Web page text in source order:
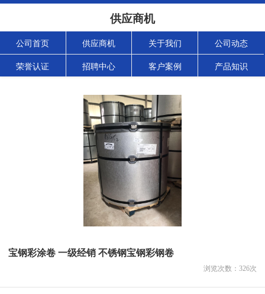
供应商机
公司首页 供应商机 关于我们 公司动态
荣誉认证 招聘中心 客户案例 产品知识
宝钢彩涂卷 一级经销 不锈钢宝钢彩钢卷
浏览次数： 326次